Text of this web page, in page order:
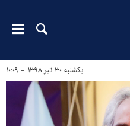
یکشنبه ۳۰ تیر ۱۳۹۸ - ۱۰:۰۹